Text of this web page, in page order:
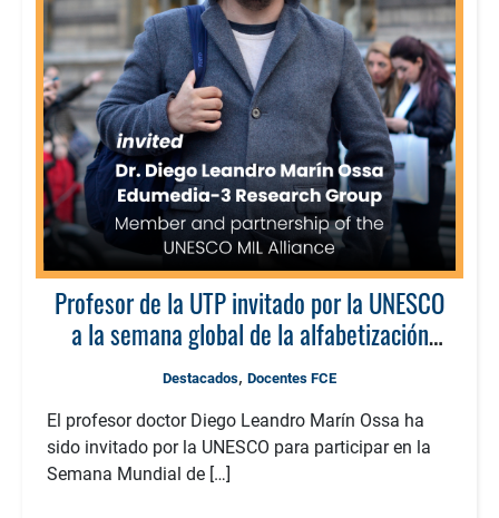
Profesor de la UTP invitado por la UNESCO
a la semana global de la alfabetización
mediática e informacional en la era digital
Destacados, Docentes FCE
El profesor doctor Diego Leandro Marín Ossa ha
sido invitado por la UNESCO para participar en la
Semana Mundial de […]